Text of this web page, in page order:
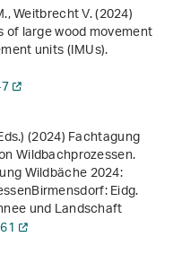
Weitbrecht V. (2024)
large wood movement
units (IMUs).
(2024)Fachtagung
Wildbachprozessen.
Wildbäche 2024:
Birmensdorf: Eidg.
und Landschaft